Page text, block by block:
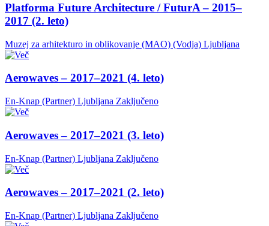
Platforma Future Architecture / FuturA – 2015–
2017 (2. leto)
Muzej za arhitekturo in oblikovanje (MAO) (Vodja) Ljubljana
Aerowaves – 2017–2021 (4. leto)
En-Knap (Partner) Ljubljana Zaključeno
Aerowaves – 2017–2021 (3. leto)
En-Knap (Partner) Ljubljana Zaključeno
Aerowaves – 2017–2021 (2. leto)
En-Knap (Partner) Ljubljana Zaključeno